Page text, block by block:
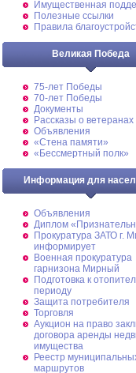
Имущественная
Полезные ссылки
Правила
Великая Победа
75-лет Победы
70-лет Победы
Документы
Рассказы о ветеранах
Объявления
«Стена памяти»
«Бессмертный полк»
Информация для
Объявления
Диплом
Прокуратура ЗАТО г.
информирует
Военная прокуратура
гарнизона Мирный
Подготовка к
периоду
Защита потребителя
Торговля
Аукцион на право
договора аренды
имущества
Реестр
маршрутов